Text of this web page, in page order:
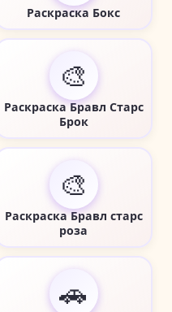
Раскраска Бокс
🎨
Раскраска Бравл Старс
Брок
🎨
Раскраска Бравл старс
роза
🚗